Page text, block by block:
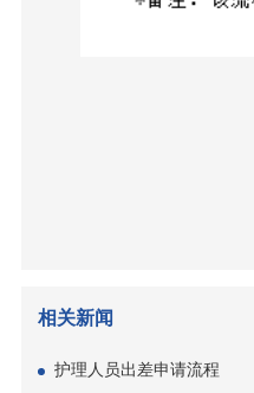
相关新闻
护理人员出差申请流程